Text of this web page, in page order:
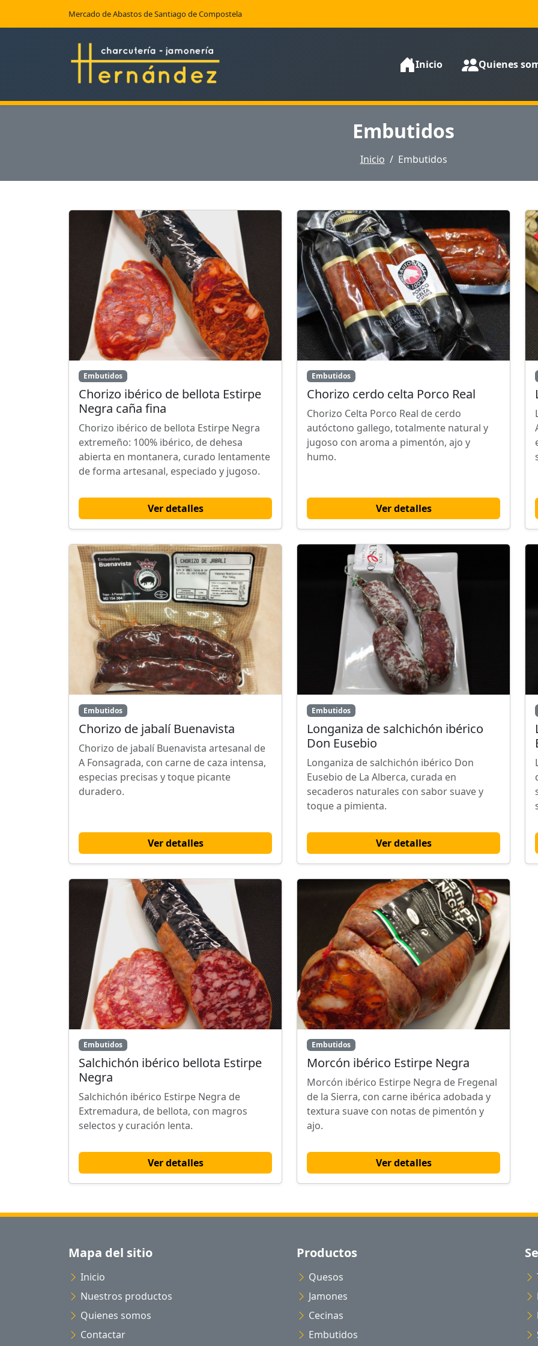
Mercado de Abastos de Santiago de Compostela
Inicio Quienes
Embutidos
Inicio Embutidos
Embutidos
Chorizo ibérico de bellota Estirpe
Negra caña fina
Chorizo ibérico de bellota Estirpe Negra
extremeño: 100% ibérico, de dehesa
abierta en montanera, curado lentamente
de forma artesanal, especiado y jugoso.
Ver detalles
Embutidos
Chorizo cerdo celta Porco Real
Chorizo Celta Porco Real de cerdo
autóctono gallego, totalmente natural y
jugoso con aroma a pimentón, ajo y
humo.
Ver detalles
Embutidos
Chorizo de jabalí Buenavista
Chorizo de jabalí Buenavista artesanal de
A Fonsagrada, con carne de caza intensa,
especias precisas y toque picante
duradero.
Ver detalles
Embutidos
Longaniza de salchichón ibérico
Don Eusebio
Longaniza de salchichón ibérico Don
Eusebio de La Alberca, curada en
secaderos naturales con sabor suave y
toque a pimienta.
Ver detalles
Embutidos
Salchichón ibérico bellota Estirpe
Negra
Salchichón ibérico Estirpe Negra de
Extremadura, de bellota, con magros
selectos y curación lenta.
Ver detalles
Embutidos
Morcón ibérico Estirpe Negra
Morcón ibérico Estirpe Negra de Fregenal
de la Sierra, con carne ibérica adobada y
textura suave con notas de pimentón y
ajo.
Ver detalles
Mapa del sitio
Inicio
Nuestros productos
Quienes somos
Contactar
Productos
Quesos
Jamones
Cecinas
Embutidos